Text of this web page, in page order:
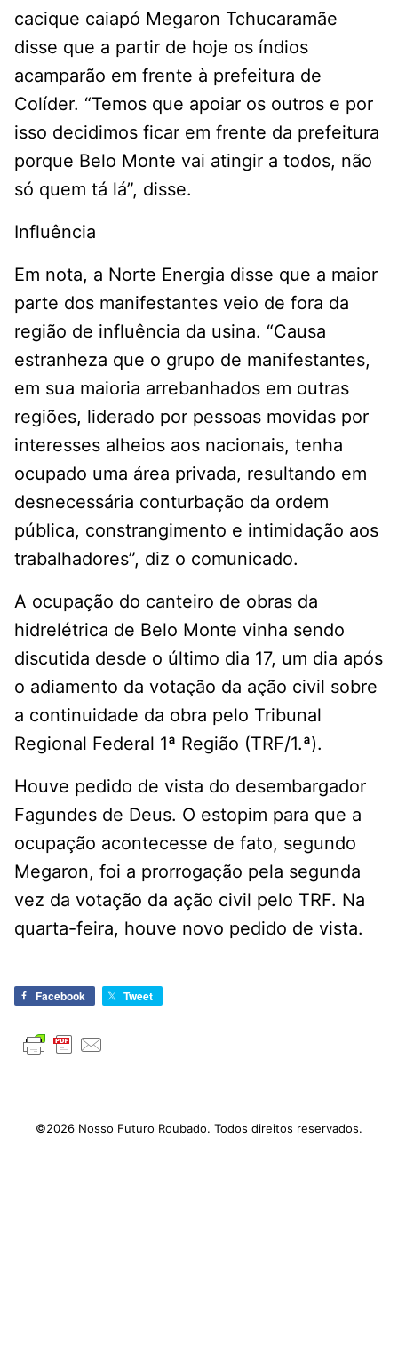
cacique caiapó Megaron Tchucaramãe
disse que a partir de hoje os índios
acamparão em frente à prefeitura de
Colíder. “Temos que apoiar os outros e por
isso decidimos ficar em frente da prefeitura
porque Belo Monte vai atingir a todos, não
só quem tá lá”, disse.
Influência
Em nota, a Norte Energia disse que a maior
parte dos manifestantes veio de fora da
região de influência da usina. “Causa
estranheza que o grupo de manifestantes,
em sua maioria arrebanhados em outras
regiões, liderado por pessoas movidas por
interesses alheios aos nacionais, tenha
ocupado uma área privada, resultando em
desnecessária conturbação da ordem
pública, constrangimento e intimidação aos
trabalhadores”, diz o comunicado.
A ocupação do canteiro de obras da
hidrelétrica de Belo Monte vinha sendo
discutida desde o último dia 17, um dia após
o adiamento da votação da ação civil sobre
a continuidade da obra pelo Tribunal
Regional Federal 1ª Região (TRF/1.ª).
Houve pedido de vista do desembargador
Fagundes de Deus. O estopim para que a
ocupação acontecesse de fato, segundo
Megaron, foi a prorrogação pela segunda
vez da votação da ação civil pelo TRF. Na
quarta-feira, houve novo pedido de vista.
Facebook Tweet
©2026 Nosso Futuro Roubado. Todos direitos reservados.